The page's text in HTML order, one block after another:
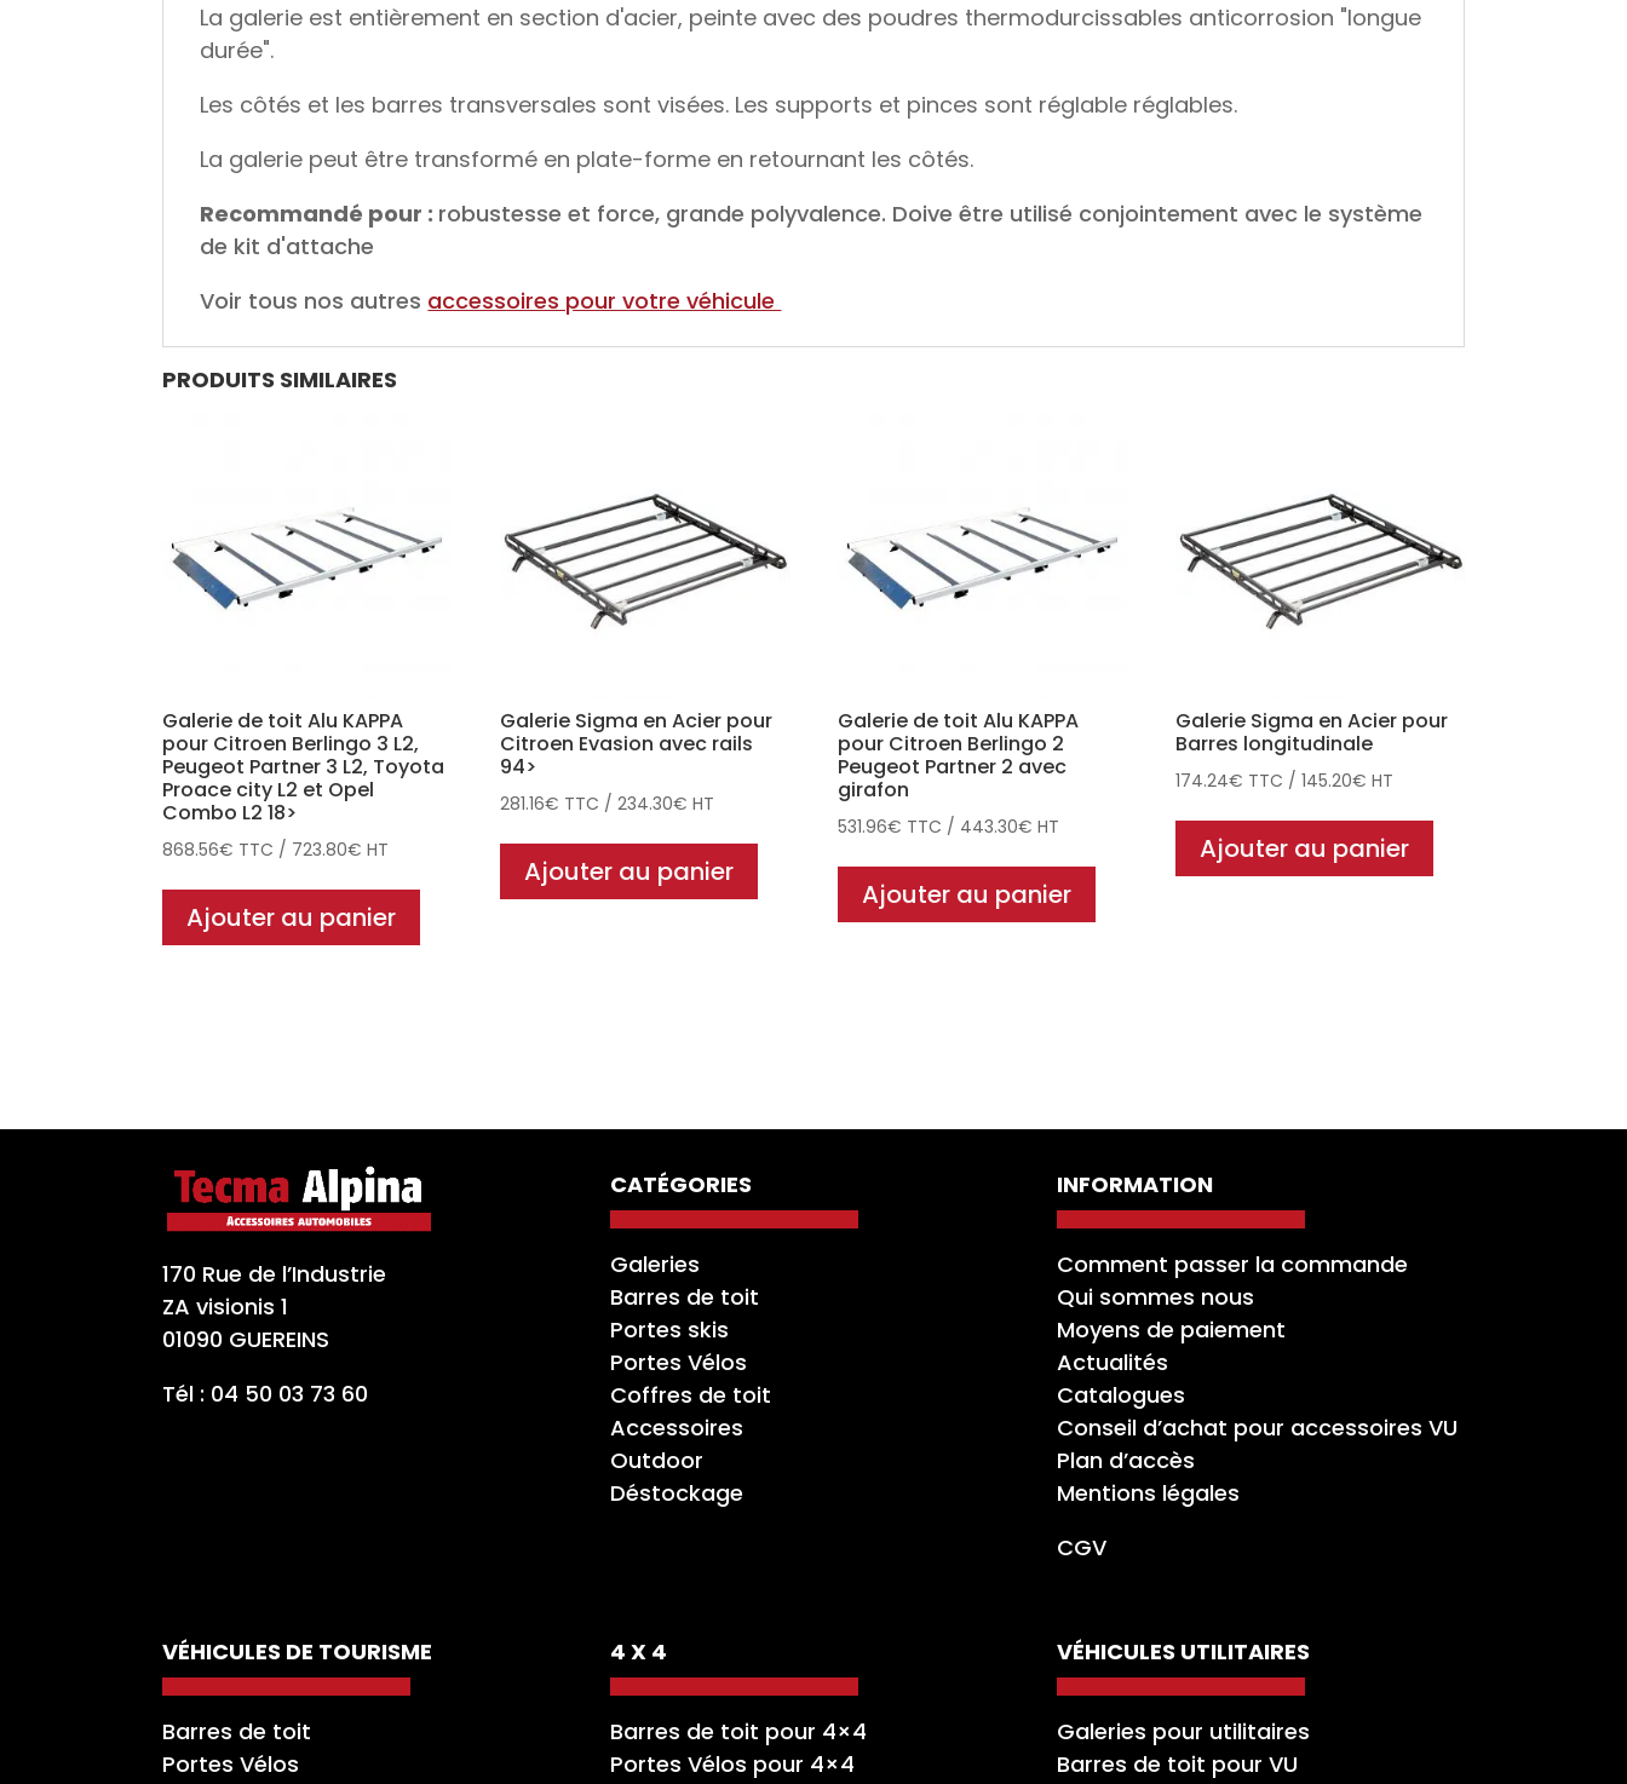
La galerie est entièrement en section d'acier, peinte avec des poudres thermodurcissables anticorrosion "longue
durée".
Les côtés et les barres transversales sont visées. Les supports et pinces sont réglable réglables.
La galerie peut être transformé en plate-forme en retournant les côtés.
Recommandé pour : robustesse et force, grande polyvalence. Doive être utilisé conjointement avec le système
de kit d'attache
Voir tous nos autres accessoires pour votre véhicule
PRODUITS SIMILAIRES
Galerie de toit Alu KAPPA
pour Citroen Berlingo 3 L2,
Peugeot Partner 3 L2, Toyota
Proace city L2 et Opel
Combo L2 18>
868.56€ TTC / 723.80€ HT
Ajouter au panier
Galerie Sigma en Acier pour
Citroen Evasion avec rails
94>
281.16€ TTC /234.30€ HT
Ajouter au panier
Galerie de toit Alu KAPPA
pour Citroen Berlingo 2
Peugeot Partner 2 avec
girafon
531.96€ TTC / 443.30€ HT
Ajouter au panier
Galerie Sigma en Acier pour
Barres longitudinale
174.24€ TTC /145.20€ HT
Ajouter au panier
170 Rue de l’Industrie
ZA visionis 1
01090 GUEREINS
Tél : 04 50 03 73 60
CATÉGORIES
Galeries
Barres de toit
Portes skis
Portes Vélos
Coffres de toit
Accessoires
Outdoor
Déstockage
INFORMATION
Comment passer la commande
Qui sommes nous
Moyens de paiement
Actualités
Catalogues
Conseil d’achat pour accessoires VU
Plan d’accès
Mentions légales
CGV
VÉHICULES DE TOURISME
Barres de toit
Portes Vélos
4 X 4
Barres de toit pour 4×4
Portes Vélos pour 4×4
VÉHICULES UTILITAIRES
Galeries pour utilitaires
Barres de toit pour VU